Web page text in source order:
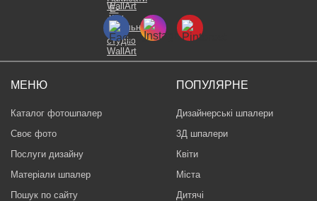
МЕНЮ
Каталог фотошпалер
Своє фото
Послуги дизайну
Матеріали шпалер
Пошук по сайту
ПОПУЛЯРНЕ
Дизайнерські шпалери
3Д шпалери
Квіти
Міста
Дитячі